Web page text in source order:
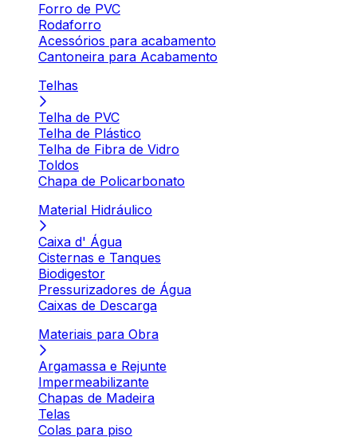
Forro de PVC
Rodaforro
Acessórios para acabamento
Cantoneira para Acabamento
Telhas
Telha de PVC
Telha de Plástico
Telha de Fibra de Vidro
Toldos
Chapa de Policarbonato
Material Hidráulico
Caixa d' Água
Cisternas e Tanques
Biodigestor
Pressurizadores de Água
Caixas de Descarga
Materiais para Obra
Argamassa e Rejunte
Impermeabilizante
Chapas de Madeira
Telas
Colas para piso